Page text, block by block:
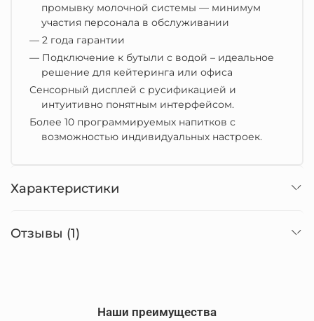
промывку молочной системы — минимум
участия персонала в обслуживании
— 2 года гарантии
— Подключение к бутыли с водой – идеальное
решение для кейтеринга или офиса
Сенсорный дисплей с русификацией и
интуитивно понятным интерфейсом.
Более 10 программируемых напитков с
возможностью индивидуальных настроек.
Характеристики
Отзывы (1)
Наши преимущества